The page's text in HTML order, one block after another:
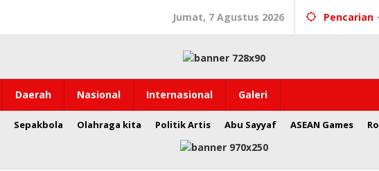
Jumat, 7 Agustus 2026 Pencarian
Daerah Nasional Internasional Galeri
Sepakbola Olahraga kita Politik Artis Abu Sayyaf ASEAN Games